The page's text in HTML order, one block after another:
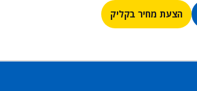
הצעת מחיר בקליק